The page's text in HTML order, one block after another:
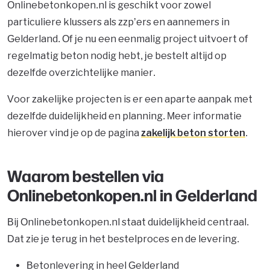
Onlinebetonkopen.nl is geschikt voor zowel
particuliere klussers als zzp’ers en aannemers in
Gelderland. Of je nu een eenmalig project uitvoert of
regelmatig beton nodig hebt, je bestelt altijd op
dezelfde overzichtelijke manier.
Voor zakelijke projecten is er een aparte aanpak met
dezelfde duidelijkheid en planning. Meer informatie
hierover vind je op de pagina zakelijk beton storten.
Waarom bestellen via
Onlinebetonkopen.nl in Gelderland
Bij Onlinebetonkopen.nl staat duidelijkheid centraal.
Dat zie je terug in het bestelproces en de levering.
Betonlevering in heel Gelderland